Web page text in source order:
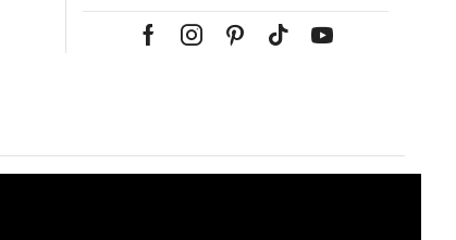
FacebookInstagramPinterest
Tik-Youtube